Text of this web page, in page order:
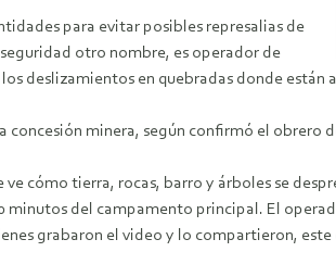
para evitar posibles represalias de
otro nombre, es operador de
deslizamientos en quebradas donde están
concesión minera, según confirmó el obrero
cómo tierra, rocas, barro y árboles se
minutos del campamento principal. El
grabaron el video y lo compartieron,